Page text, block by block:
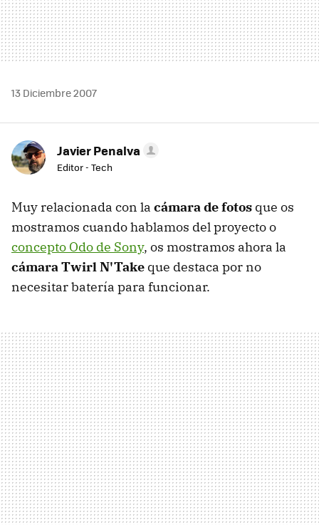
13 Diciembre 2007
Javier Penalva
Editor - Tech
Muy relacionada con la cámara de fotos que os
mostramos cuando hablamos del proyecto o
concepto Odo de Sony, os mostramos ahora la
cámara Twirl N'Take que destaca por no
necesitar batería para funcionar.